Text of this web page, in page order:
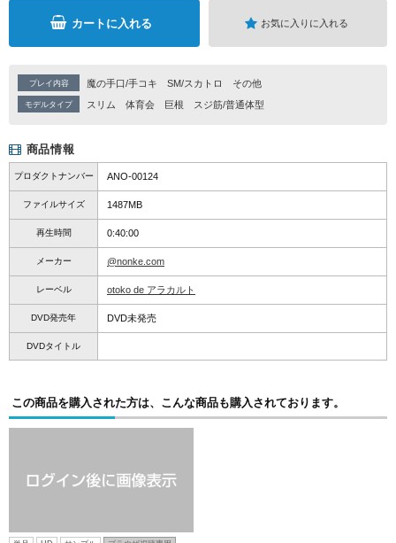
カートに入れる お気に入りに入れる
プレイ内容 魔の手口/手コキ SM/スカトロ その他
モデルタイプ スリム 体育会 巨根 スジ筋/普通体型
商品情報
プロダクトナンバー ANO-00124
ファイルサイズ 1487MB
再生時間 0:40:00
メーカー @nonke.com
レーベル otoko de アラカルト
DVD発売年 DVD未発売
DVDタイトル
この商品を購入された方は、こんな商品も購入されております。